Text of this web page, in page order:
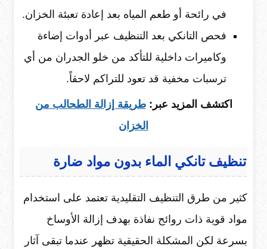
في رائحة أو طعم المياه بعد إعادة تعبئة الخزان.
فحص التانكي بعد التنظيف عبر أدوات إضاءة
وكاميرات داخلية للتأكد من خلو الجدران من أي
ترسبات مخفية قد تعود للتراكم لاحقاً.
اكتشف المزيد عبر:طريقة إزالة الطحالب من
الخزان
تنظيف تانكي الماء بدون مواد ضارة
كثير من طرق التنظيف التقليدية تعتمد على استخدام
مواد قوية ذات روائح نفاذة بهدف إزالة الأوساخ
بسرعة لكن المشكلة الحقيقية تظهر عندما تبقى آثار